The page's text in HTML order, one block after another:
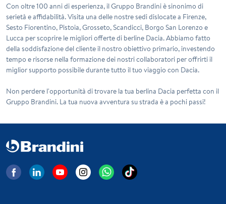
Con oltre 100 anni di esperienza, il Gruppo Brandini è sinonimo di
serietà e affidabilità. Visita una delle nostre sedi dislocate a Firenze,
Sesto Fiorentino, Pistoia, Grosseto, Scandicci, Borgo San Lorenzo e
Lucca per scoprire le migliori offerte di berline Dacia. Abbiamo fatto
della soddisfazione del cliente il nostro obiettivo primario, investendo
tempo e risorse nella formazione dei nostri collaboratori per offrirti il
miglior supporto possibile durante tutto il tuo viaggio con Dacia.
Non perdere l'opportunità di trovare la tua berlina Dacia perfetta con il
Gruppo Brandini. La tua nuova avventura su strada è a pochi passi!